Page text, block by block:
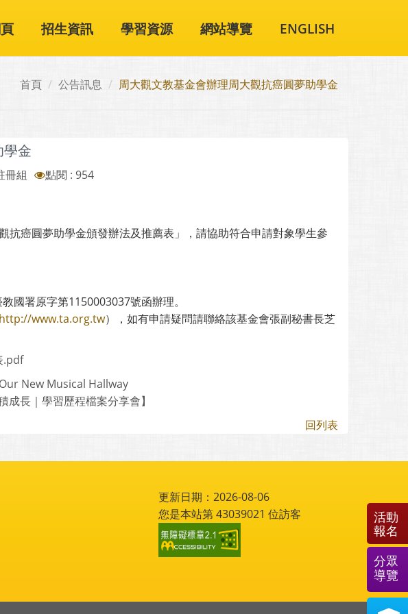
招生資訊 學習資源 網站導覽 ENGLISH
首頁 公告訊息 周大觀文教基金會辦理周大觀抗癌圓夢助學金
金
冊組 點閱 : 954
抗癌圓夢助學金頒發辦法及推薦表」，請協助符合申請對象學生參
國署原字第1150003037號函辦理。
http://www.ta.org.tw），如有申請疑問請聯絡該基金會張副秘書長芝
.pdf
New Musical Hallway
長｜學習歷程檔案分享會】
回列表
更新日期：2026-08-06
您是本站第43039021 位訪客
活動
報名
分眾
導覽